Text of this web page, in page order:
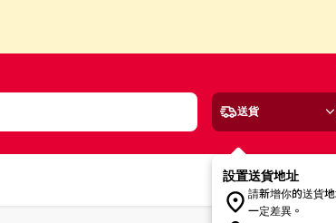
送貨
設置送貨地址
請新增你的送貨
一定差異。